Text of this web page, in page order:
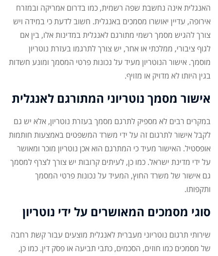
האנגלית אינה נחשבת שפה רשמית, כמו בדרום אמריקה ובמזרח
אירופה, עדיין יאושרו מסמכים באנגלית. חשוב לדעת כי במידה ויש
צורך להגיש מסמך רשמי מתורגם לאנגלית במדינות אלו, בין אם
לגוף ציבורי, ממלכתי או אחר, יש צורך לתרגמו בעזרת נוטריון
מוסמך. אישור הנוטריון מעיד על נכונות פרטי המסמך ומונע חשדות
בגין היותו לא מדויק או מזויף.
אישור מסמך נוטריוני המתורגם לאנגלית
במקרים רבים לא מספיק לתרגם מסמך בעזרת נוטריון, אלא יש גם
לקבל אישור לתרגום זה על ידי משרד המשפטים באמצעות חותמות
אופסטיל. האישור מעיד כי המתרגם הוא אכן נוטריון מוכר ומאושר
על ידי מדינת ישראל. כמו כן, לעיתים קרובות יש צורך לצרף למסמך
גם אישור של משרד החוץ, המעיד על נכונות פרטי המסמך
ותקפותו.
סוגי מסמכים המאושרים על ידי נוטריון
שירותי תרגום נוטריוני מעברית לאנגלית מוצעים עבור קשת רחבה
של מסמכים כמו חוזים, הסכמים, כתבי תביעה או פסק דין. כמו כן,